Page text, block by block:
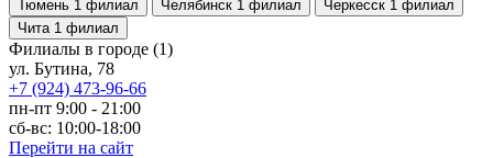
Тюмень 1 филиал Челябинск 1 филиал Черкесск 1 филиал
Чита 1 филиал
Филиалы в городе (1)
ул. Бутина, 78
+7 (924) 473-96-66
пн-пт 9:00 - 21:00
сб-вс: 10:00-18:00
Перейти на сайт